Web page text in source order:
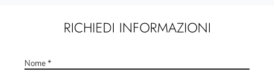
RICHIEDI INFORMAZIONI